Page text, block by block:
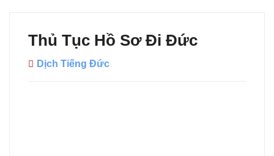
Thủ Tục Hồ Sơ Đi Đức
Dịch Tiếng Đức